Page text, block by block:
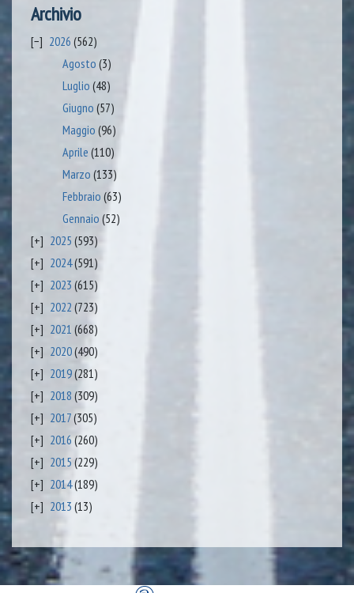
Archivio
2026 (562)
Agosto (3)
Luglio (48)
Giugno (57)
Maggio (96)
Aprile (110)
Marzo (133)
Febbraio (63)
Gennaio (52)
2025 (593)
2024(591)
2023 (615)
2022 (723)
2021 (668)
2020(490)
2019(281)
2018 (309)
2017(305)
2016(260)
2015 (229)
2014(189)
2013 (13)